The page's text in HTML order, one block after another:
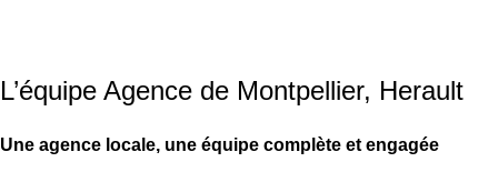
L’équipe Agence de Montpellier, Herault
Une agence locale, une équipe complète et engagée